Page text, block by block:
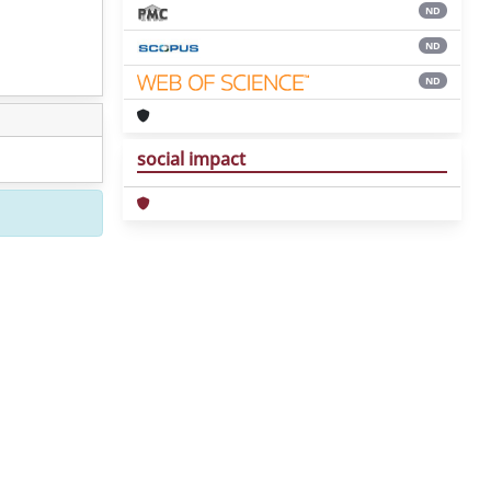
ND
ND
ND
social impact